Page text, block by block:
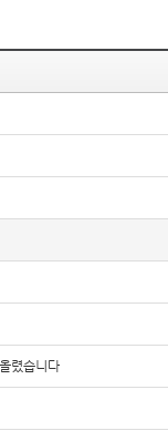
렸습니다